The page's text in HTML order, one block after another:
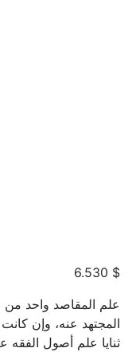
6.530 $
علم المقاصد واحد من
المجتهد عنه، وإن
ثنايا علم أصول الفقه